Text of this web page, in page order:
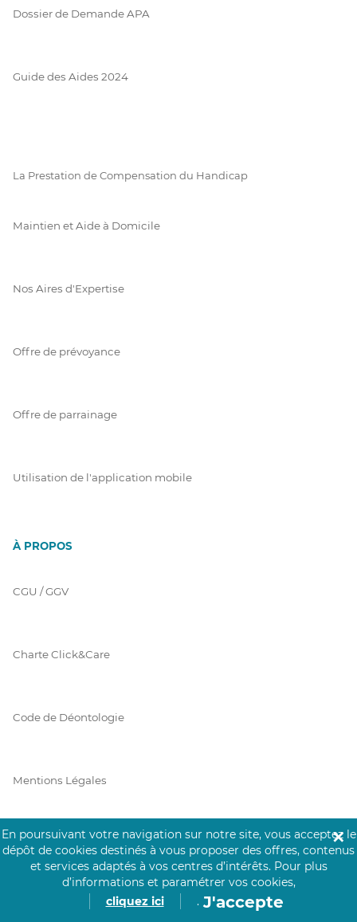
Dossier de Demande APA
Guide des Aides 2024
La Prestation de Compensation du Handicap
Maintien et Aide à Domicile
Nos Aires d'Expertise
Offre de prévoyance
Offre de parrainage
Utilisation de l'application mobile
À PROPOS
CGU / GGV
Charte Click&Care
Code de Déontologie
Mentions Légales
Prérequis Click&Care
Protection des Données
En poursuivant votre navigation sur notre site, vous acceptez le
dépôt de cookies destinés à vous proposer des offres, contenus
et services adaptés à vos centres d’intérêts. Pour plus
d’informations et paramétrer vos cookies,
cliquez ici
. J'accepte
✕